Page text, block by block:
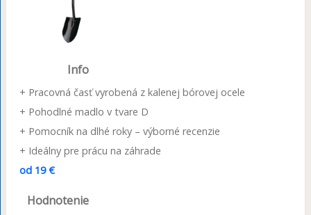
Info
+ Pracovná časť vyrobená z kalenej bórovej ocele
+ Pohodlné madlo v tvare D
+ Pomocník na dlhé roky – výborné recenzie
+ Ideálny pre prácu na záhrade
od 19 €
Hodnotenie